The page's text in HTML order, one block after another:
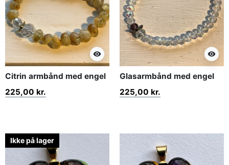
visibility
Citrin armbånd med engel
225,00 kr.
visibility
Glasarmbånd med engel
225,00 kr.
Ikke på lager